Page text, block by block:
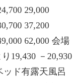
29,000
37,200
62,000 会場
19,430 －20,930
ド有露天風呂